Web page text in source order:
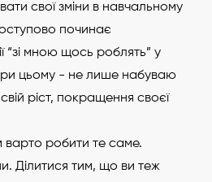
свої зміни в навчальному
починає
“зі мною щось роблять” у
цьому - не лише набуваю
ріст, покращення своєї
варто робити те саме.
Ділитися тим, що ви теж